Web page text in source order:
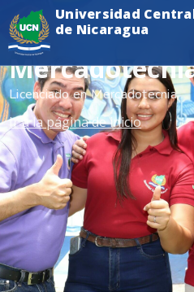
Ir a la página de inicio
Licenciado en Mercadotecnia
Universidad
de Nicaragua